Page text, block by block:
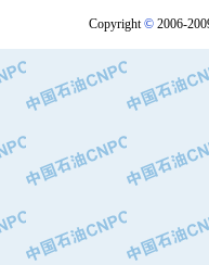
Copyright©2006-